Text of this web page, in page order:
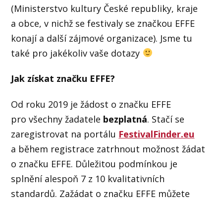
(Ministerstvo kultury České republiky, kraje
a obce, v nichž se festivaly se značkou EFFE
konají a další zájmové organizace). Jsme tu
také pro jakékoliv vaše dotazy
Jak získat značku EFFE?
Od roku 2019 je žádost o značku EFFE
pro všechny žadatele bezplatná. Stačí se
zaregistrovat na portálu FestivalFinder.eu
a během registrace zatrhnout možnost žádat
o značku EFFE. Důležitou podmínkou je
splnění alespoň 7 z 10 kvalitativních
standardů. Zažádat o značku EFFE můžete